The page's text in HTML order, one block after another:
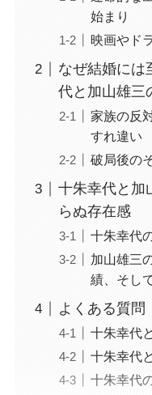
始まり
映画やド
なぜ結婚には
代と加山雄三
家族の反
すれ違い
破局後の
十朱幸代と加
らぬ存在感
十朱幸代
加山雄三
績、そし
よくある質問
十朱幸代
十朱幸代
十朱幸代